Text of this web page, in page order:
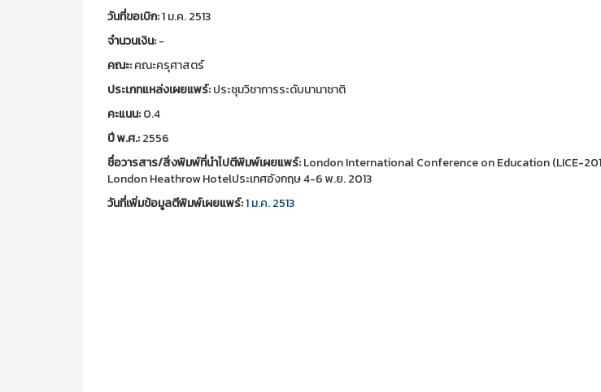
วันที่ขอเบิก:1 ม.ค. 2513
จำนวนเงิน:-
คณะ:คณะครุศาสตร์
ประเภทแหล่งเผยแพร์:ประชุมวิชาการระดับนานาชาติ
คะแนน:0.4
ปี พ.ศ.:2556
ชื่อวารสาร/สิ่งพิมพ์ที่นำไปตีพิมพ์เผยแพร์:London International Conference on Education (LICE-
London Heathrow Hotelประเทศอังกฤษ 4-6 พ.ย. 2013
วันที่เพิ่มข้อมูลตีพิมพ์เผยแพร์:1 ม.ค. 2513